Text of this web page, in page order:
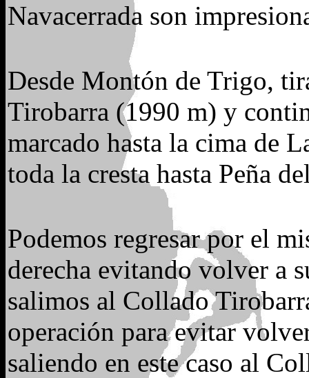
Navacerrada son
Desde Montón de Trigo,
Tirobarra (1990 m) y
marcado hasta la cima de
toda la cresta hasta Peña
Podemos regresar por el
derecha evitando volver a
salimos al Collado
operación para evitar
saliendo en este caso al